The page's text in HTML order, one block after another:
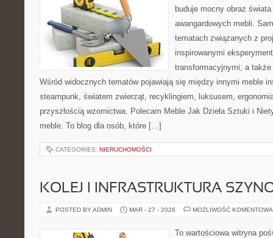
buduje mocny obraz
awangardowych mebli.
tematach związanych z
inspirowanymi
transformacyjnymi, a
Wśród widocznych tematów pojawiają się między innymi meble
steampunk, światem zwierząt, recyklingiem, luksusem,
przyszłością wzornictwa. Polecam Meble Jak Dzieła Sztuki i
meble. To blog dla osób, które […]
CATEGORIES: NIERUCHOMOŚCI
KOLEJ I INFRASTRUKTURA
POSTED BY ADMIN MAR - 27 - 2026 MOŻLIWOŚĆ
To wartościowa witryna